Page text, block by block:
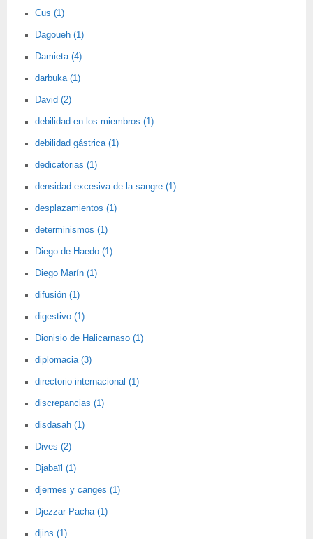
Cus (1)
Dagoueh (1)
Damieta (4)
darbuka (1)
David (2)
debilidad en los miembros (1)
debilidad gástrica (1)
dedicatorias (1)
densidad excesiva de la sangre (1)
desplazamientos (1)
determinismos (1)
Diego de Haedo (1)
Diego Marín (1)
difusión (1)
digestivo (1)
Dionisio de Halicarnaso (1)
diplomacia (3)
directorio internacional (1)
discrepancias (1)
disdasah (1)
Dives (2)
Djabaïl (1)
djermes y canges (1)
Djezzar-Pacha (1)
djins (1)